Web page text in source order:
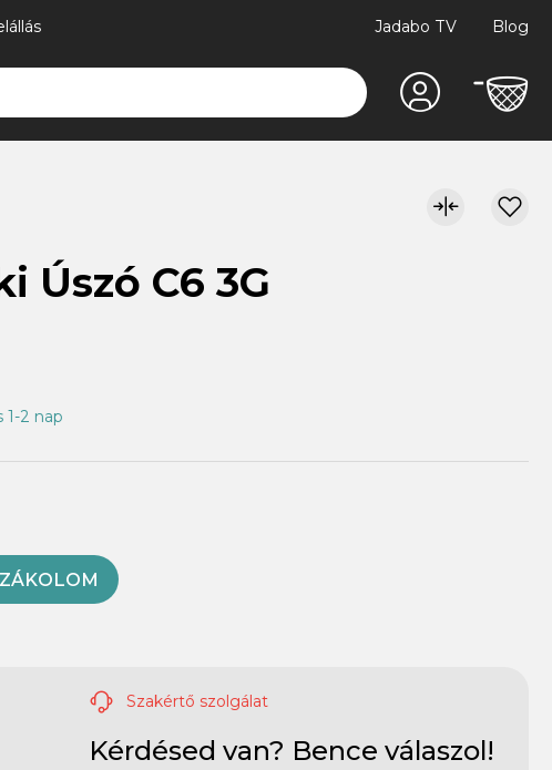
Jadabo TV Blog
Úszó C6 3G
1-2 nap
Szakértő szolgálat
Kérdésed van? Bence válaszol!